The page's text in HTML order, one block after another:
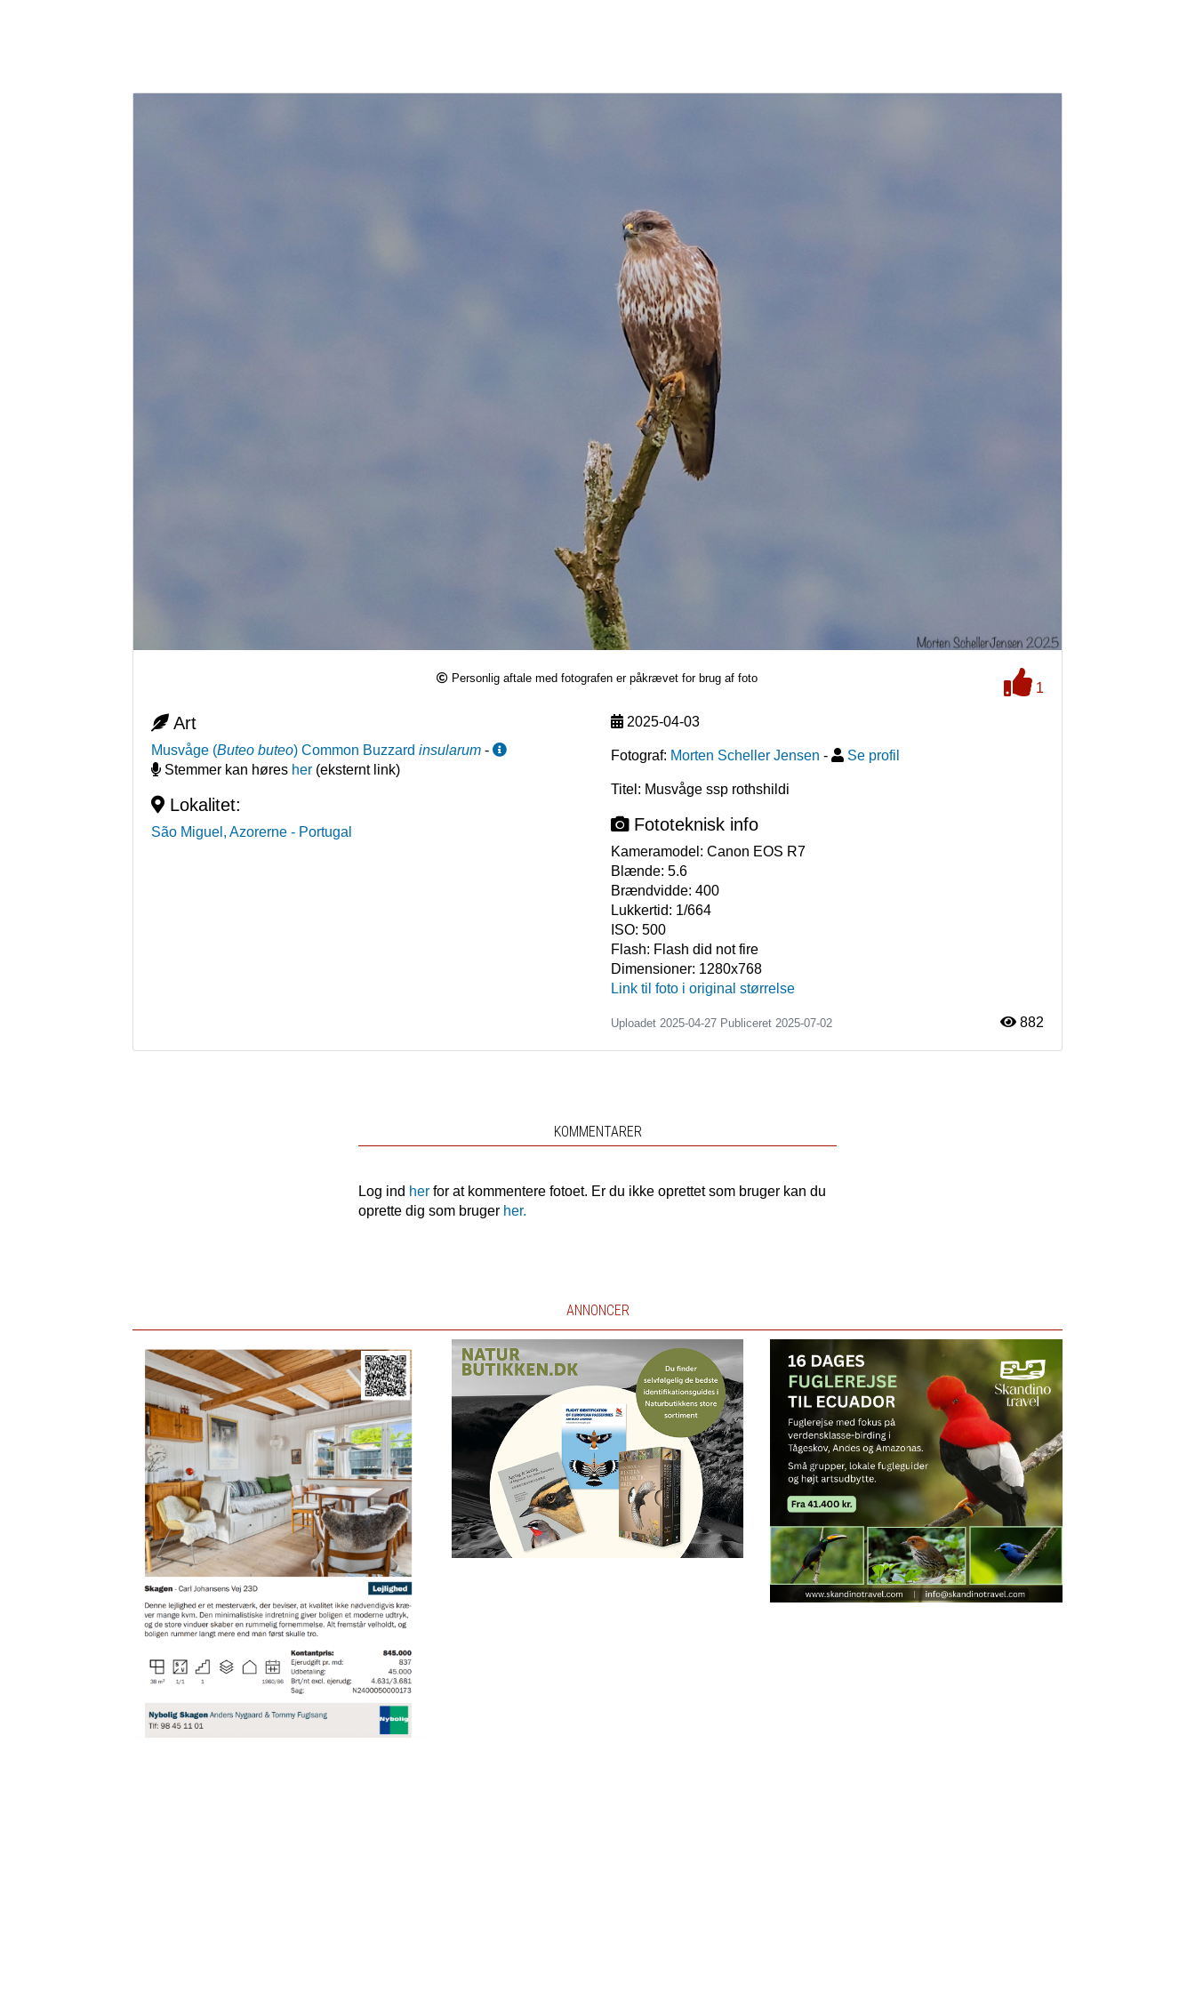
Personlig aftale med fotografen er påkrævet for brug af foto
1
Art
Musvåge (Buteo buteo)Common Buzzard insularum -
Stemmer kan høres her (eksternt link)
Lokalitet:
São Miguel, Azorerne - Portugal
2025-04-03
Fotograf: Morten Scheller Jensen - Se profil
Titel: Musvåge ssp rothshildi
Fototeknisk info
Kameramodel: Canon EOS R7
Blænde: 5.6
Brændvidde: 400
Lukkertid: 1/664
ISO: 500
Flash: Flash did not fire
Dimensioner: 1280x768
Link til foto i original størrelse
Uploadet 2025-04-27 Publiceret 2025-07-02 882
KOMMENTARER
Log ind her for at kommentere fotoet. Er du ikke oprettet som bruger kan du
oprette dig som bruger her.
ANNONCER